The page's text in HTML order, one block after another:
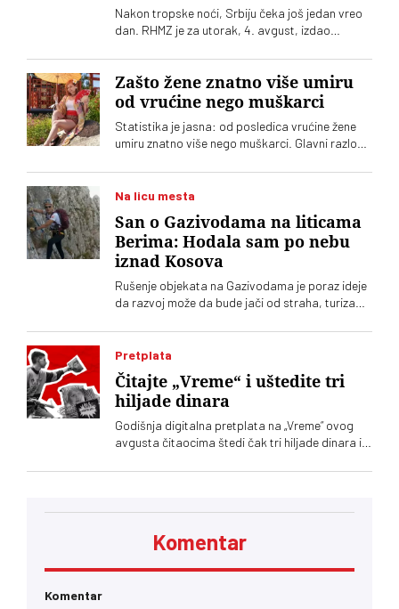
Nakon tropske noći, Srbiju čeka još jedan vreo
dan. RHMZ je za utorak, 4. avgust, izdao
toplotnog talasa nam tek predstoji
Zašto žene znatno više umiru
od vrućine nego muškarci
Statistika je jasna: od posledica vrućine žene
umiru znatno više nego muškarci. Glavni razlog,
Na licu mesta
San o Gazivodama na liticama
Berima: Hodala sam po nebu
iznad Kosova
Rušenje objekata na Gazivodama je poraz ideje
da razvoj može da bude jači od straha, turizam
zato što vide budućnost, a ne zato što nemaju
gde da odu. Da drugi, poput mene, ovde mogu
da dolaze po svoje sopstvene životne lekcije
Pretplata
Čitajte „Vreme“ i uštedite tri
hiljade dinara
Godišnja digitalna pretplata na „Vreme“ ovog
avgusta čitaocima štedi čak tri hiljade dinara i
Komentar
Komentar